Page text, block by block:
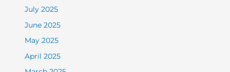
July 2025
June 2025
May 2025
April 2025